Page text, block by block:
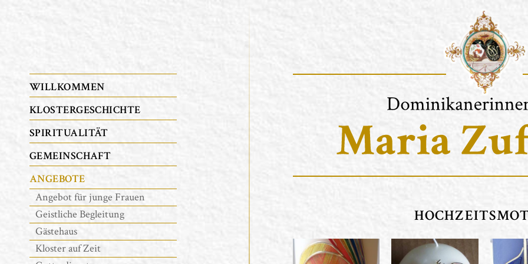
WILLKOMMEN
KLOSTERGESCHICHTE
SPIRITUALITÄT
GEMEINSCHAFT
ANGEBOTE
Angebot für junge Frauen
Geistliche Begleitung
Gästehaus
Kloster auf Zeit